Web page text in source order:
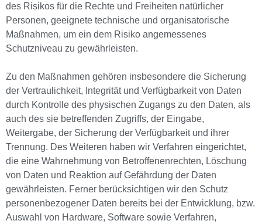
des Risikos für die Rechte und Freiheiten natürlicher
Personen, geeignete technische und organisatorische
Maßnahmen, um ein dem Risiko angemessenes
Schutzniveau zu gewährleisten.
Zu den Maßnahmen gehören insbesondere die Sicherung
der Vertraulichkeit, Integrität und Verfügbarkeit von Daten
durch Kontrolle des physischen Zugangs zu den Daten, als
auch des sie betreffenden Zugriffs, der Eingabe,
Weitergabe, der Sicherung der Verfügbarkeit und ihrer
Trennung. Des Weiteren haben wir Verfahren eingerichtet,
die eine Wahrnehmung von Betroffenenrechten, Löschung
von Daten und Reaktion auf Gefährdung der Daten
gewährleisten. Ferner berücksichtigen wir den Schutz
personenbezogener Daten bereits bei der Entwicklung, bzw.
Auswahl von Hardware, Software sowie Verfahren,